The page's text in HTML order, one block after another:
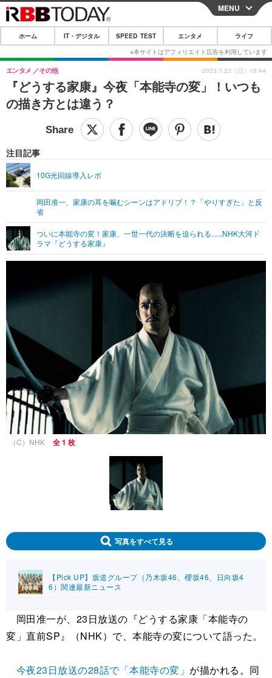
CLOSE
ホーム
IT・デジタル
IT・デジタルTOP スマートフォン
ショッピング その他
SPEED TEST
エンタメTOP 映画・ドラマ
ショッピング その他
ライフTOP
リリース一覧
MENU
ホーム IT・デジタル SPEED TEST エンタメ ライフ
『どうする家康』今夜「本能寺の変」！いつも
の描き方とは違う？
エンタメ その他
注目記事
10G光回線導入レポ
岡田准一、家康の耳を噛むシーンはアドリブ！？「やりすぎた」と反
省
ついに本能寺の変！家康、一世一代の決断を迫られる......NHK大河ド
ラマ『どうする家康』
2023.7.23（日）16:44
（C）NHK 全 1 枚
写真をすべて見る
【Pick UP】坂道グループ（乃木坂46、櫻坂46、日向坂4
6）関連最新ニュース
岡田准一が、23日放送の『どうする家康「本能寺の
変」直前SP』（NHK）で、本能寺の変について語った。
今夜23日放送の28話で「本能寺の変」 が描かれる。同